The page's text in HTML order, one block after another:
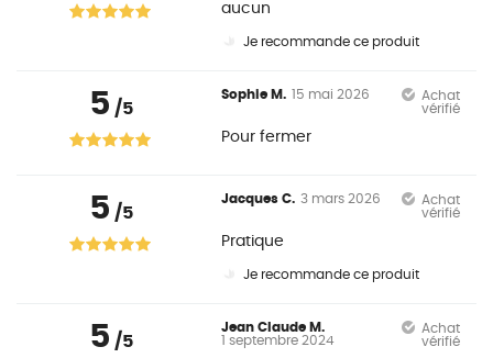
aucun
Je recommande ce produit
5 /5
Sophie M. 15 mai 2026
Achat
vérifié
Pour fermer
5 /5
Jacques C. 3 mars 2026
Achat
vérifié
Pratique
Je recommande ce produit
5 /5
Jean Claude M.
1 septembre 2024
Achat
vérifié